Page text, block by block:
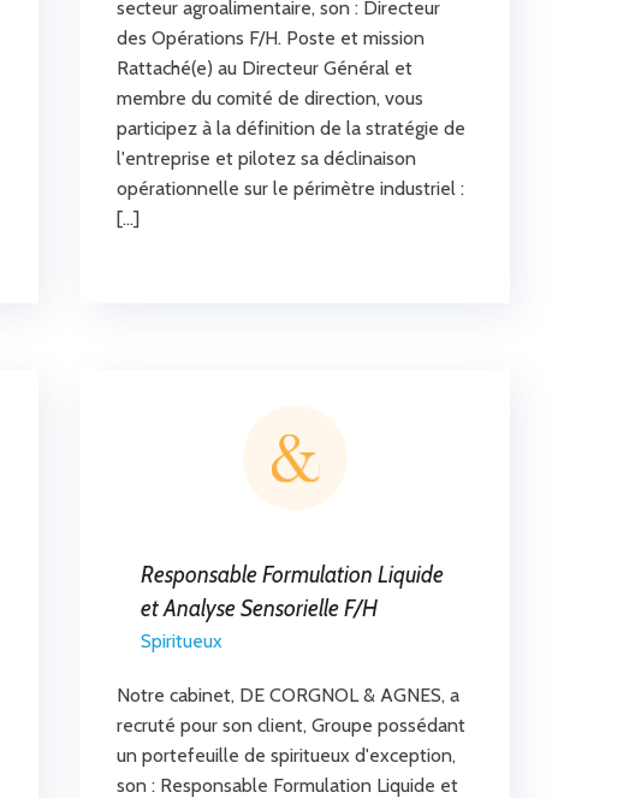
secteur agroalimentaire, son : Directeur
des Opérations F/H. Poste et mission
Rattaché(e) au Directeur Général et
membre du comité de direction, vous
participez à la définition de la stratégie de
l'entreprise et pilotez sa déclinaison
opérationnelle sur le périmètre industriel :
[…]
Responsable Formulation Liquide
et Analyse Sensorielle F/H
Spiritueux
Notre cabinet, DE CORGNOL & AGNES, a
recruté pour son client, Groupe possédant
un portefeuille de spiritueux d'exception,
son : Responsable Formulation Liquide et